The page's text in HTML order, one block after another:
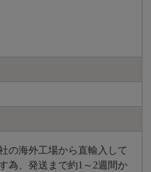
の海外工場から直輸入して
為、発送まで約1～2週間か